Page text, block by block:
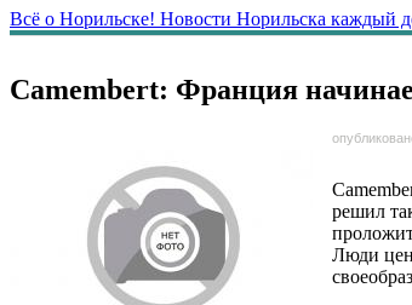
Всё о Норильске! Новости Норильска каждый
Сamembert: Франция
решил
Люди